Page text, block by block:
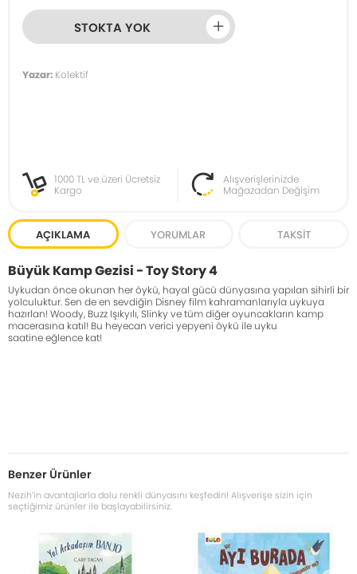
STOKTA YOK
Yazar: Kolektif
1000 TL ve üzeri Ücretsiz
Kargo
Alışverişlerinizde
Mağazadan Değişim
AÇIKLAMA YORUMLAR TAKSIT
Büyük Kamp Gezisi - Toy Story 4
Uykudan önce okunan her öykü, hayal gücü dünyasına yapılan sihirli bir
yolculuktur. Sen de en sevdiğin Disney film kahramanlarıyla uykuya
hazırlan! Woody, Buzz Işıkyılı, Slinky ve tüm diğer oyuncakların kamp
macerasına katıl! Bu heyecan verici yepyeni öykü ile uyku
saatine eğlence kat!
Benzer Ürünler
Nezih’in avantajlarla dolu renkli dünyasını keşfedin! Alışverişe sizin için
seçtiğimiz ürünler ile başlayabilirsiniz.